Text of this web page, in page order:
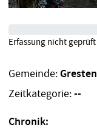
Gemeinde:Gresten
Zeitkategorie:--
Chronik:
Erfassung nicht geprüft